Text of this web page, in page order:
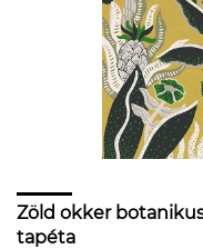
Zöld okker
tapéta